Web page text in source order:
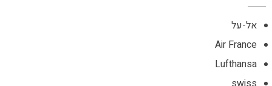
אל-על
Air France
Lufthansa